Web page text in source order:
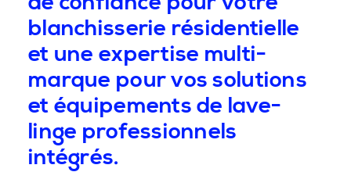
blanchisserie résidentielle
et une expertise multi-
marque pour vos solutions
et équipements de lave-
linge professionnels
intégrés.